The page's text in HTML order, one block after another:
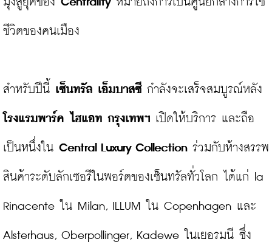
ชีวิตของคนเมือง
สำหรับปีนี้ เซ็นทรัล เอ็มบาสซี
โรงแรมพาร์ค ไฮแอท กรุงเทพฯ เปิดให้บริการ และถือ
เป็นหนึ่งใน Central Luxury Collection ร่วมกับห้างสรรพ
สินค้าระดับลักเซอรีในพอร์ตของเซ็นทรัลทั่วโลก ได้แก่ la
Rinacente ใน Milan, ILLUM ใน Copenhagen และ
Alsterhaus, Oberpollinger, Kadewe ในเยอรมนี ซึ่ง